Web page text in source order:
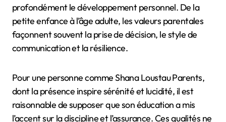
profondément le développement personnel. De la
petite enfance à l’âge adulte, les valeurs parentales
façonnent souvent la prise de décision, le style de
communication et la résilience.
Pour une personne comme Shana Loustau Parents,
dont la présence inspire sérénité et lucidité, il est
raisonnable de supposer que son éducation a mis
l’accent sur la discipline et l’assurance. Ces qualités ne